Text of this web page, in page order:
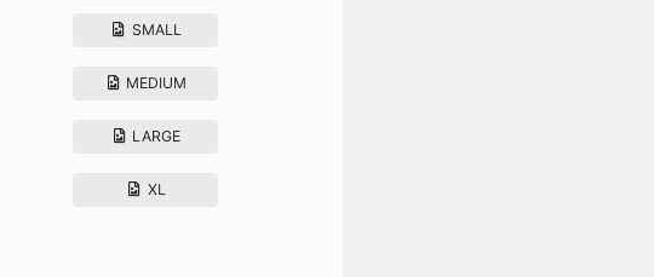
SMALL
MEDIUM
LARGE
XL